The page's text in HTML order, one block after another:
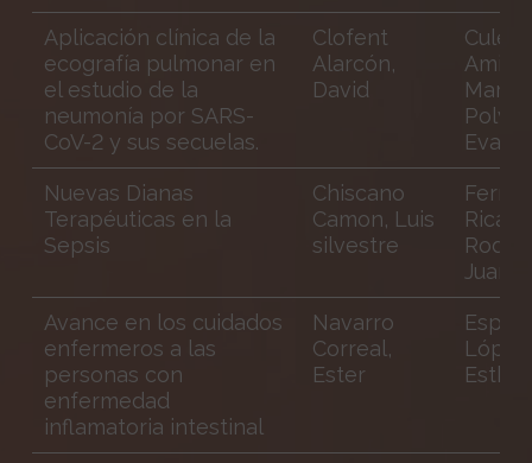
Aplicación clínica de la
ecografía pulmonar en
el estudio de la
neumonía por SARS-
CoV-2 y sus secuelas.
Clofent
Alarcón,
David
Amigo,
Mario;
Eva
Nuevas Dianas
Terapéuticas en la
Sepsis
Chiscano
Camon, Luis
silvestre
Ferrer
Juan
Avance en los cuidados
enfermeros a las
personas con
enfermedad
inflamatoria intestinal
Navarro
Correal,
Ester
López,
Esther